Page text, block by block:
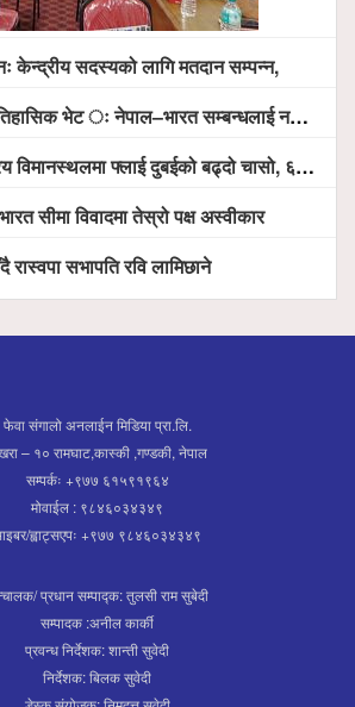
केन्द्रीय सदस्यको लागि मतदान सम्पन्न,
ः नेपाल–भारत सम्बन्धलाई नयाँ उचाइमा पु¥याउने साझा प्रतिबद्धता
दुबईको बढ्दो चासो, ६ घण्टा लामो प्राविधिक निरीक्षणपछि दैनिक उडानको ढोका खुल्दै
सीमा विवादमा तेस्रो पक्ष अस्वीकार
रास्वपा सभापति रवि लामिछाने
फेवा संगालो अनलाईन मिडिया प्रा.लि.
– १० रामघाट,कास्की ,गण्डकी, नेपाल
सम्पर्कः +९७७ ६१५९१९६४
मोवाईल : ९८४६०३४३४९
ह्वाट्सएपः +९७७ ९८४६०३४३४९
प्रधान सम्पाद्क: तुलसी राम सुबेदी
सम्पादक :अनील कार्की
प्रवन्ध निर्देशक: शान्ती सुवेदी
निर्देशक: बिलक सुवेदी